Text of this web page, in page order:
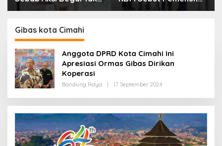
Boleh Hanya Dikaitkan
Kebutuhan Dasar
Gibas kota Cimahi
Anggota DPRD Kota Cimahi Ini
Apresiasi Ormas Gibas Dirikan
Koperasi
Bandung Raya 17 September 2024
E
H
R
E
D
A